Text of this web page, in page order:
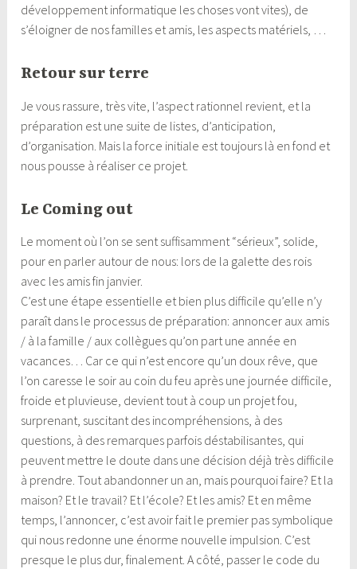
développement informatique les choses vont vites), de
s’éloigner de nos familles et amis, les aspects matériels, …
Retour sur terre
Je vous rassure, très vite, l’aspect rationnel revient, et la
préparation est une suite de listes, d’anticipation,
d’organisation. Mais la force initiale est toujours là en fond et
nous pousse à réaliser ce projet.
Le Coming out
Le moment où l’on se sent suffisamment “sérieux”, solide,
pour en parler autour de nous: lors de la galette des rois
avec les amis fin janvier.
C’est une étape essentielle et bien plus difficile qu’elle n’y
paraît dans le processus de préparation: annoncer aux amis
/ à la famille / aux collègues qu’on part une année en
vacances… Car ce qui n’est encore qu’un doux rêve, que
l’on caresse le soir au coin du feu après une journée difficile,
froide et pluvieuse, devient tout à coup un projet fou,
surprenant, suscitant des incompréhensions, à des
questions, à des remarques parfois déstabilisantes, qui
peuvent mettre le doute dans une décision déjà très difficile
à prendre. Tout abandonner un an, mais pourquoi faire? Et la
maison? Et le travail? Et l’école? Et les amis? Et en même
temps, l’annoncer, c’est avoir fait le premier pas symbolique
qui nous redonne une énorme nouvelle impulsion. C’est
presque le plus dur, finalement. A côté, passer le code du